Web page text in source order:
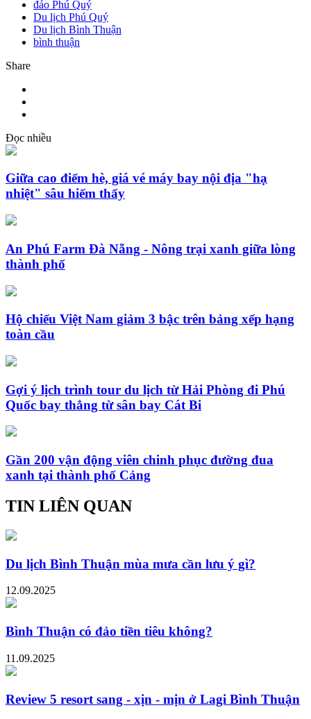
đảo Phú Quý
Du lịch Phú Quý
Du lịch Bình Thuận
bình thuận
Share
Đọc nhiều
Giữa cao điểm hè, giá vé máy bay nội địa "hạ
nhiệt" sâu hiếm thấy
An Phú Farm Đà Nẵng - Nông trại xanh giữa lòng
thành phố
Hộ chiếu Việt Nam giảm 3 bậc trên bảng xếp hạng
toàn cầu
Gợi ý lịch trình tour du lịch từ Hải Phòng đi Phú
Quốc bay thẳng từ sân bay Cát Bi
Gần 200 vận động viên chinh phục đường đua
xanh tại thành phố Cảng
TIN LIÊN QUAN
Du lịch Bình Thuận mùa mưa cần lưu ý gì?
12.09.2025
Bình Thuận có đảo tiền tiêu không?
11.09.2025
Review 5 resort sang - xịn - mịn ở Lagi Bình Thuận